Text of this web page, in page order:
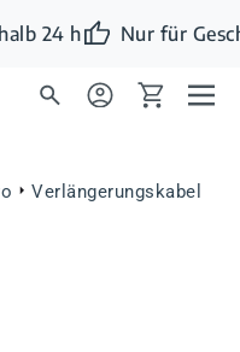
24 h Nur für
Verlängerungskabel